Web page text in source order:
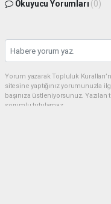
Okuyucu Yorumları (0)
Yorum yazarak Topluluk
sitesine yaptığınız yorumunuzla
başınıza üstleniyorsunuz.
sorumlu tutulamaz.